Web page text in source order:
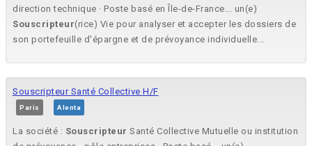
direction technique · Poste basé en Île-de-France... un(e)
Souscripteur(rice) Vie pour analyser et accepter les dossiers de
son portefeuille d'épargne et de prévoyance individuelle...
Souscripteur Santé Collective H/F
Paris Alenta
La société : Souscripteur Santé Collective Mutuelle ou institution